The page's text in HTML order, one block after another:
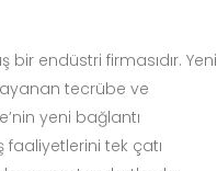
bir endüstri firmasıdır. Yeni
tecrübe ve
yeni bağlantı
faaliyetlerini tek çatı